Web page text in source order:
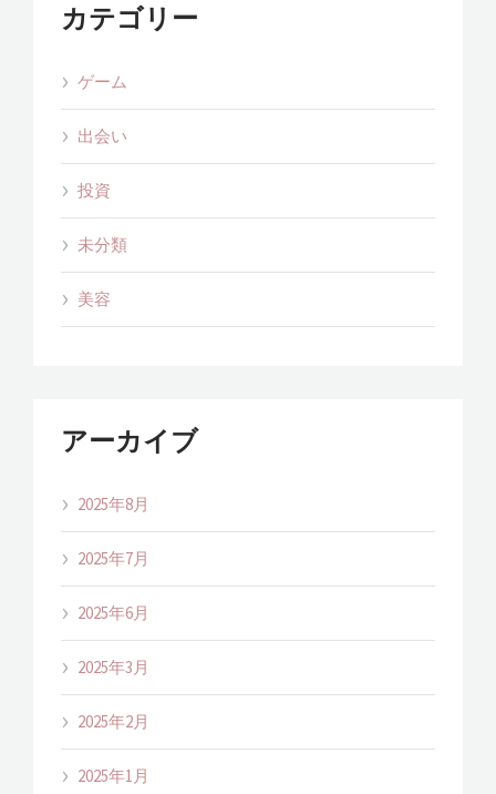
カテゴリー
ゲーム
出会い
投資
未分類
美容
アーカイブ
2025年8月
2025年7月
2025年6月
2025年3月
2025年2月
2025年1月